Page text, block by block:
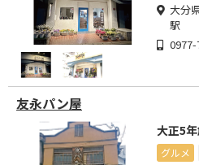
大分
駅
友永パン屋
大正5
グルメ